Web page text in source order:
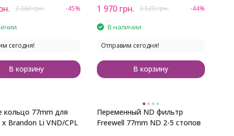
2 360грн. -45%
сегодня!
В корзину
1 970 грн. 3 520грн. -44%
В наличии
Отправим сегодня!
В корзину
кольцо 77mm для
x Brandon Li VND/CPL
Переменный ND фильтр
Freewell 77mm ND 2-5 стопов